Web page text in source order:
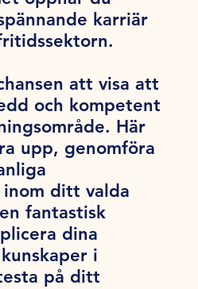
karriär
att visa att
och kompetent
Här
upp, genomföra
ditt valda
fantastisk
dina
i
på ditt